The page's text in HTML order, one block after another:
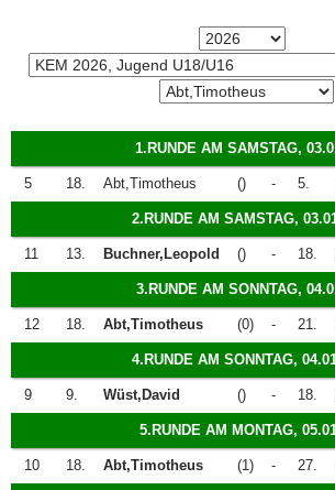
1.RUNDE AM SAMSTAG,
5 18. Abt,Timotheus () - 5.
2.RUNDE AM SAMSTAG,
11 13. Buchner,Leopold () - 18.
3.RUNDE AM SONNTAG,
12 18. Abt,Timotheus (0) - 21.
4.RUNDE AM SONNTAG,
9 9. Wüst,David () - 18.
5.RUNDE AM MONTAG,
10 18. Abt,Timotheus (1) - 27.